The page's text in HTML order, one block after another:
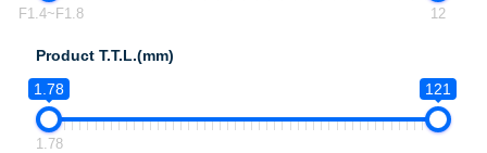
F1.4~F1.8 12
Product T.T.L.(mm)
1.78
121
1.78